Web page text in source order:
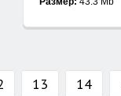
13 14